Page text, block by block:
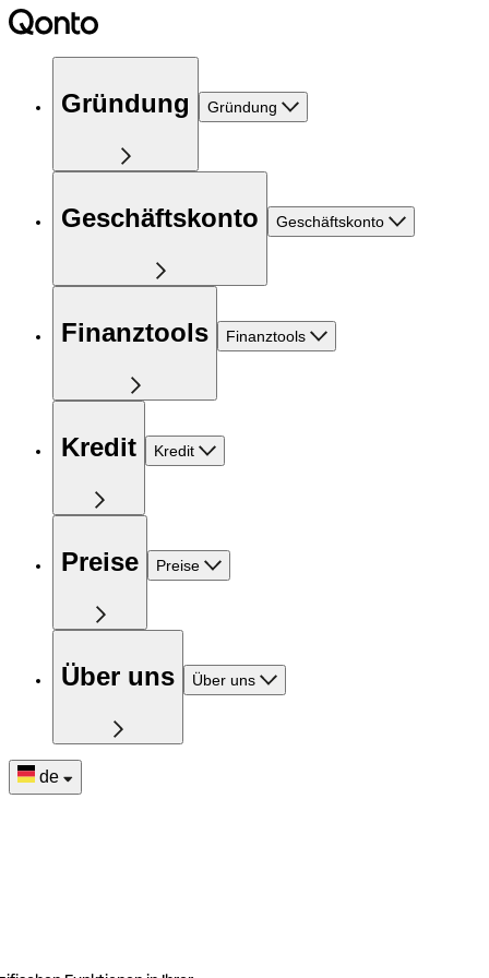
Gründung Gründung
Geschäftskonto Geschäftskonto
Finanztools Finanztools
Kredit Kredit
Preise Preise
Über uns Über uns
de